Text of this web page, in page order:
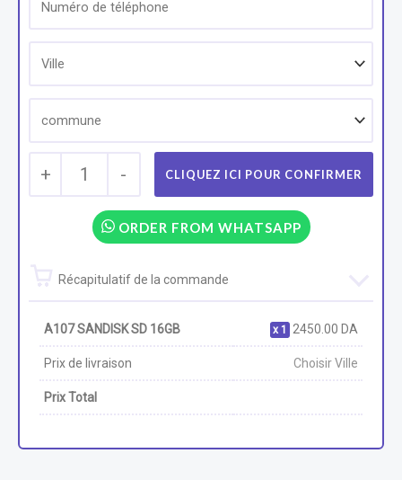
+ 1 -
ORDER FROM WHATSAPP
Récapitulatif de la commande
A107 SANDISK SD 16GB 1 2450.00 DA
Prix de livraison Choisir Ville
Prix Total